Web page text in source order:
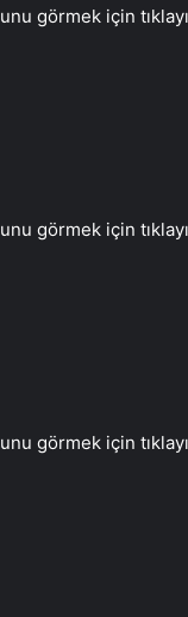
görmek için
görmek için
görmek için